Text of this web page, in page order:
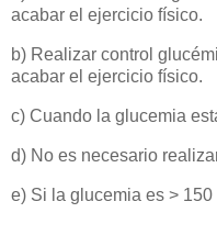
acabar el ejercicio físico.
b) Realizar control
acabar el ejercicio físico.
c) Cuando la glucemia
d) No es necesario
e) Si la glucemia es >